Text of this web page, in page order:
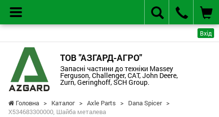
Вхід
ТОВ "АЗГАРД-АГРО"
Запасні частини до техніки Massey
Ferguson, Challenger, CAT, John Deere,
Zurn, Geringhoff, SCH Group.
Головна > Каталог > Axle Parts > Dana Spicer >
X534683300000, Шайба металева